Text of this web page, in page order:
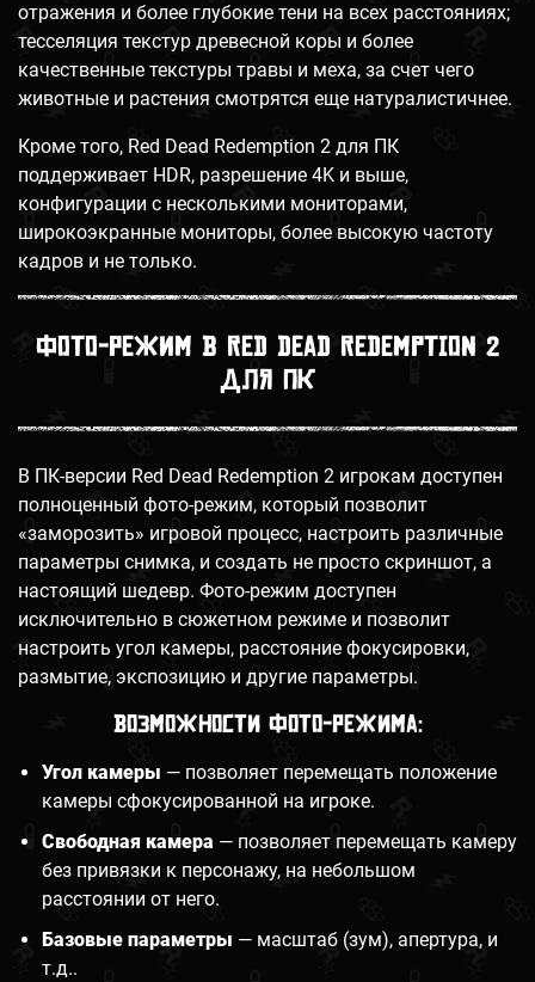
отражения и более глубокие тени на всех расстояниях;
тесселяция текстур древесной коры и более
качественные текстуры травы и меха, за счет чего
животные и растения смотрятся еще натуралистичнее.
Кроме того, Red Dead Redemption 2 для ПК
поддерживает HDR, разрешение 4K и выше,
конфигурации с несколькими мониторами,
широкоэкранные мониторы, более высокую частоту
кадров и не только.
Фото-режим в Red Dead Redemption 2
для ПК
В ПК-версии Red Dead Redemption 2 игрокам доступен
полноценный фото-режим, который позволит
«заморозить» игровой процесс, настроить различные
параметры снимка, и создать не просто скриншот, а
настоящий шедевр. Фото-режим доступен
исключительно в сюжетном режиме и позволит
настроить угол камеры, расстояние фокусировки,
размытие, экспозицию и другие параметры.
Возможности фото-режима:
Угол камеры — позволяет перемещать положение
камеры сфокусированной на игроке.
Свободная камера — позволяет перемещать камеру
без привязки к персонажу, на небольшом
расстоянии от него.
Базовые параметры — масштаб (зум), апертура, и
т.д..